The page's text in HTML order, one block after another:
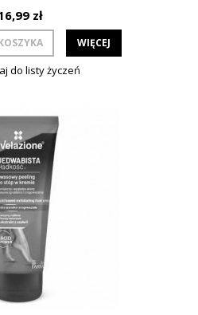
zł
WIĘCEJ
do listy życzeń